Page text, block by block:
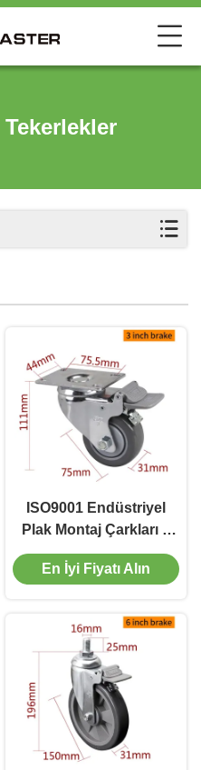
ISO9001 Endüstriyel
Plak Montaj Çarkları 3
inç 75mm 5723P-77
En İyi Fiyatı Alın